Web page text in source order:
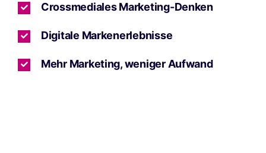
Crossmediales Marketing-Denken
Digitale Markenerlebnisse
Mehr Marketing, weniger Aufwand